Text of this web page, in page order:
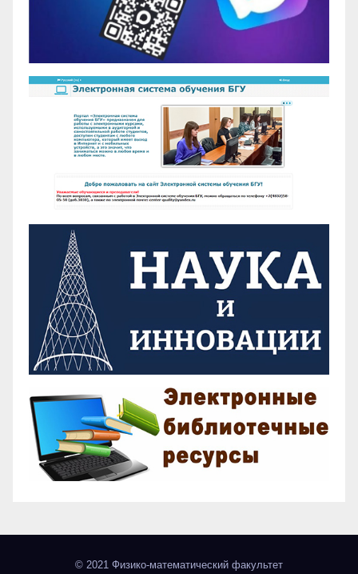
© 2021 Физико-математический факультет